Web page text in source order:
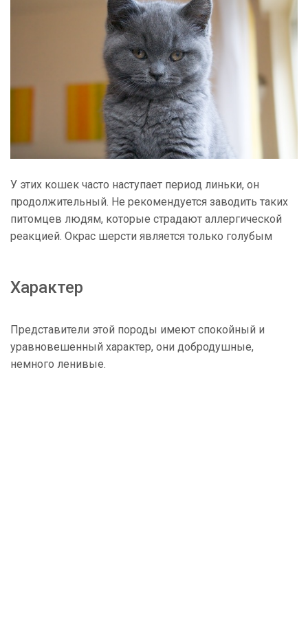
У этих кошек часто наступает период линьки, он
продолжительный. Не рекомендуется заводить таких
питомцев людям, которые страдают аллергической
реакцией. Окрас шерсти является только голубым
Характер
Представители этой породы имеют спокойный и
уравновешенный характер, они добродушные,
немного ленивые.